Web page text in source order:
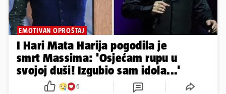
EMOTIVAN OPROŠTAJ
I Hari Mata Harija pogodila je
smrt Massima: 'Osjećam rupu u
svojoj duši! Izgubio sam idola...'
6